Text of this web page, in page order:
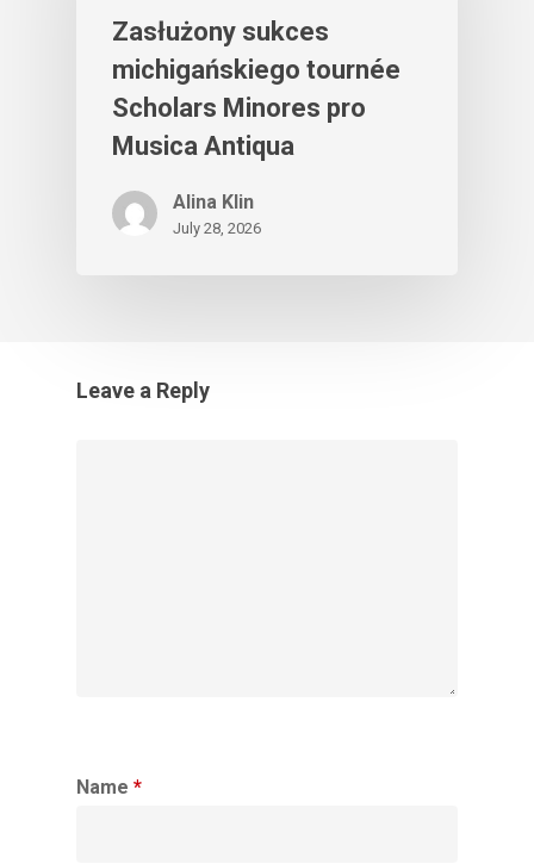
Zasłużony sukces
michigańskiego tournée
Scholars Minores pro
Musica Antiqua
Alina Klin
July 28, 2026
Leave a Reply
Name *